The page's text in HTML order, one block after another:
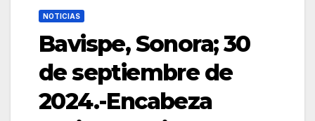
NOTICIAS
Bavispe, Sonora; 30
de septiembre de
2024.-Encabeza